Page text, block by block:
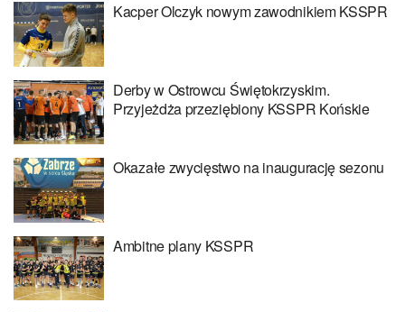
Kacper Olczyk nowym zawodnikiem KSSPR
Derby w Ostrowcu Świętokrzyskim.
Przyjeżdża przeziębiony KSSPR Końskie
Okazałe zwycięstwo na inaugurację sezonu
Ambitne plany KSSPR